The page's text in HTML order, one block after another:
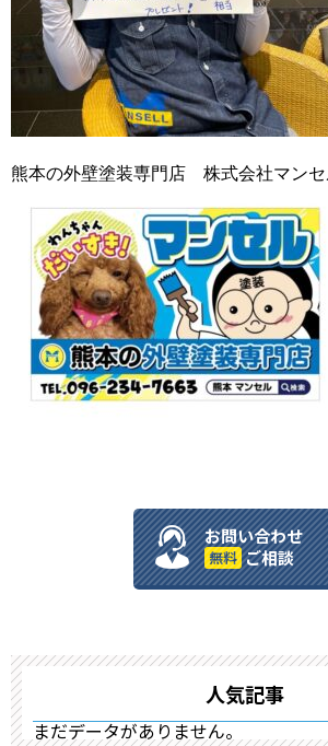
熊本の外壁塗装専門店 株式会社マン
お問い合わせ
無料 ご相談
人気記事
まだデータがありません。